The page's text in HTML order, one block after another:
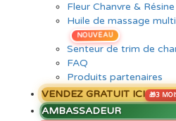
Fleur Chanvre & Résine
Huile de massage
NOUVEAU
Senteur de trim de
FAQ
Produits partenaires
VENDEZ GRATUIT ICI
AMBASSADEUR